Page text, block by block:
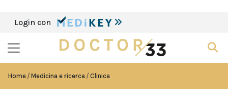
Login con
Home Medicina e ricerca Clinica